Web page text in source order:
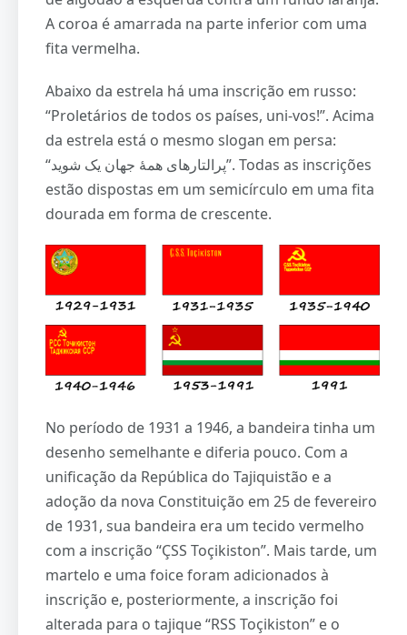
A coroa é amarrada na parte inferior com uma
fita vermelha.
Abaixo da estrela há uma inscrição em russo:
“Proletários de todos os países, uni-vos!”. Acima
da estrela está o mesmo slogan em persa:
“پرالتارهای همۀ جهان یک شوید”. Todas as inscrições
estão dispostas em um semicírculo em uma fita
dourada em forma de crescente.
No período de 1931 a 1946, a bandeira tinha um
desenho semelhante e diferia pouco. Com a
unificação da República do Tajiquistão e a
adoção da nova Constituição em 25 de fevereiro
de 1931, sua bandeira era um tecido vermelho
com a inscrição “ÇSS Toçikiston”. Mais tarde, um
martelo e uma foice foram adicionados à
inscrição e, posteriormente, a inscrição foi
alterada para o tajique “RSS Toçikiston” e o